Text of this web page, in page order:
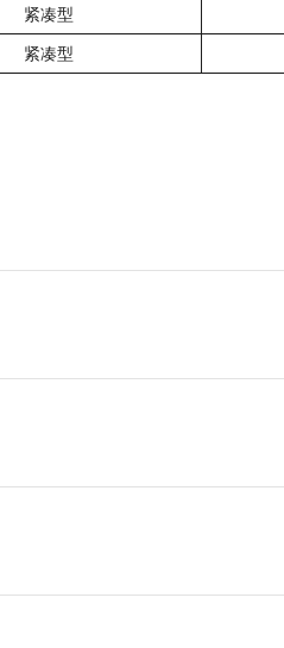
紧凑型
紧凑型